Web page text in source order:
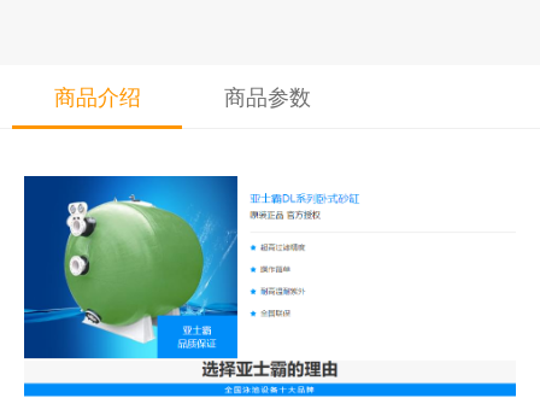
商品介绍 商品参数